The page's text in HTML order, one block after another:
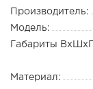
Производитель:
Модель:
Габариты
Материал: